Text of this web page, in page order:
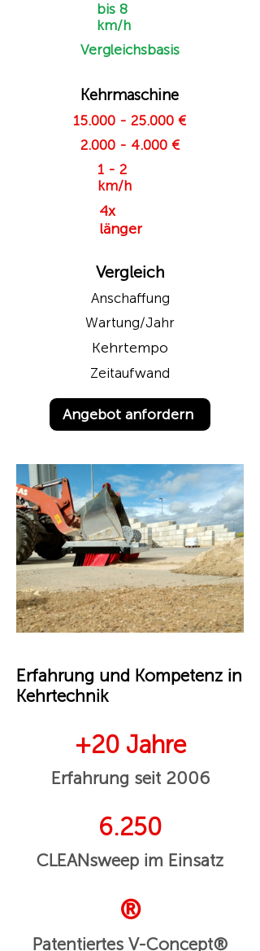
bis 8
km/h
Vergleichsbasis
Kehrmaschine
15.000 - 25.000 €
2.000 - 4.000 €
1 - 2
km/h
4x
länger
Vergleich
Anschaffung
Wartung/Jahr
Kehrtempo
Zeitaufwand
Angebot anfordern
Erfahrung und Kompetenz in
Kehrtechnik
+20 Jahre
Erfahrung seit 2006
6.250
CLEANsweep im Einsatz
®
Patentiertes V-Concept®